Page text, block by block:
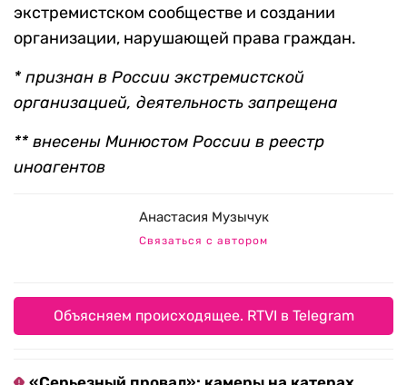
экстремистском сообществе и создании
организации, нарушающей права граждан.
* признан в России экстремистской
организацией, деятельность запрещена
** внесены Минюстом России в реестр
иноагентов
Анастасия Музычук
Связаться с автором
Объясняем происходящее. RTVI в Telegram